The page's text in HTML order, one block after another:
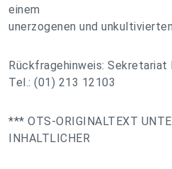
einem
unerzogenen und
Rückfragehinweis: Sekretariat
Tel.: (01) 213 12103
*** OTS-ORIGINALTEXT
INHALTLICHER